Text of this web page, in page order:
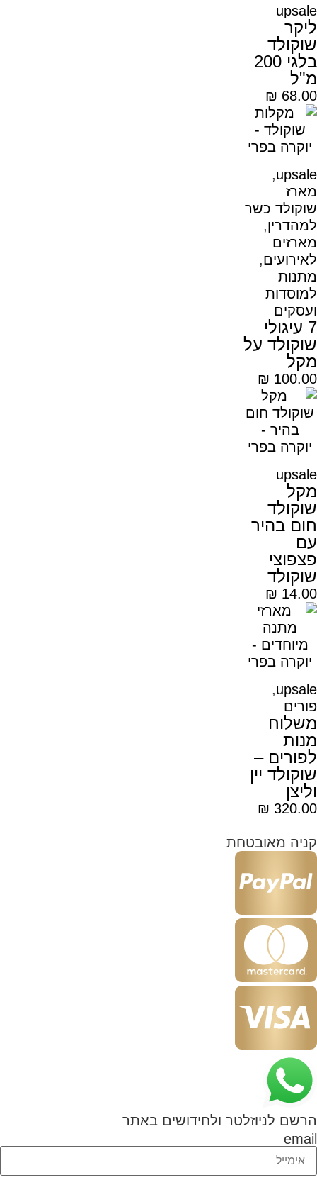
upsale
ליקר
שוקולד
בלגי 200
מ"ל
₪ 68.00
upsale
,
מארז
שוקולד כשר
למהדרין,
מארזים
לאירועים,
מתנות
למוסדות
ועסקים
7 עיגולי
שוקולד על
מקל
₪ 100.00
upsale
מקל
שוקולד
חום בהיר
עם
פצפוצי
שוקולד
₪ 14.00
upsale
,
פורים
משלוח
מנות
לפורים –
שוקולד יין
וליצן
₪ 320.00
קניה מאובטחת
הרשם לניוזלטר ולחידושים באתר
email